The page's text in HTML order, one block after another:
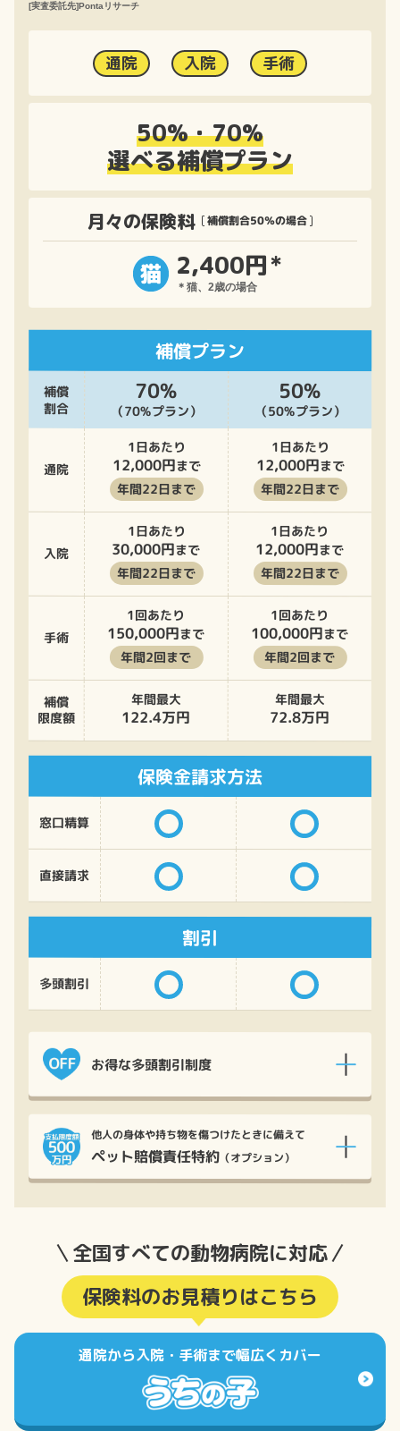
[実査委託先]Pontaリサーチ
通院 入院 手術
50%・70%
選べる補償プラン
月々の保険料 補償割合50％の場合
2,400円 ＊
＊猫、2歳の場合
補償プラン
補償
割合
70%
（70%プラン）
50%
（50%プラン）
通院
1日あたり
12,000円まで
年間22日まで
1日あたり
12,000円まで
年間22日まで
入院
1日あたり
30,000円まで
年間22日まで
1日あたり
12,000円まで
年間22日まで
手術
1回あたり
150,000円まで
年間2回まで
1回あたり
100,000円まで
年間2回まで
補償
限度額
年間最大
122.4万円
年間最大
72.8万円
保険金請求方法
窓口精算
直接請求
割引
多頭割引
お得な多頭割引制度
他人の身体や持ち物を傷つけたときに備えて
ペット賠償責任特約 （オプション）
全国すべての動物病院に対応
保険料のお見積りはこちら
通院から入院・手術まで幅広くカバー